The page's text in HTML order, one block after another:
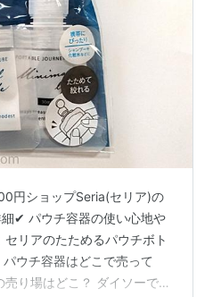
円ショップSeria(セリア)の
✔ パウチ容器の使い心地や
リアのたためるパウチボト
ウチ容器はどこで売って
り場はどこ？ ダイソーでも